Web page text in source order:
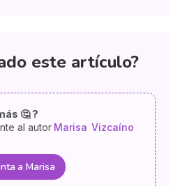
este artículo?
🤔 ?
al autor Marisa Vizcaíno
a Marisa